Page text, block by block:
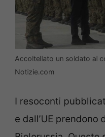
Accoltellato un soldato al
Notizie.com
I resoconti
e dall’UE prendono